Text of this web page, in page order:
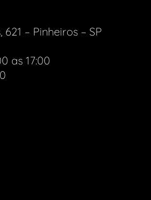
– Pinheiros – SP
as 17:00